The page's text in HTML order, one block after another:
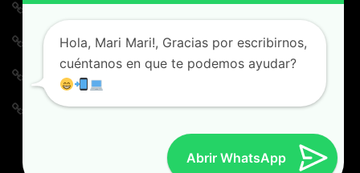
Iniciar Sesión
Alimentación de entradas
Feed de comentarios
WordPress.org
Abrir WhatsApp
Hola, Mari Mari!, Gracias por escribirnos,
cuéntanos en que te podemos ayudar?